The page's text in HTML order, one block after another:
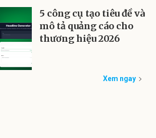
5 công cụ tạo tiêu đề và
mô tả quảng cáo cho
thương hiệu 2026
Xem ngay